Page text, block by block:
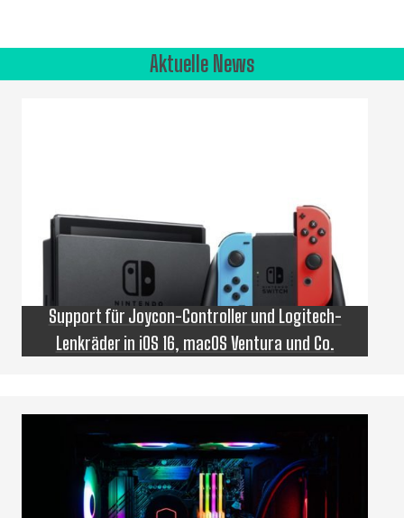
Aktuelle News
Support für Joycon-Controller und Logitech-
Lenkräder in iOS 16, macOS Ventura und Co.